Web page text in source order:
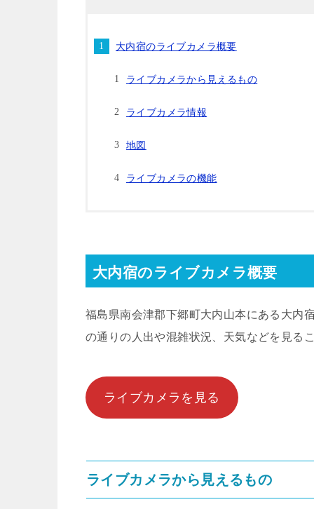
大内宿のライブカメラ概要
ライブカメラから見えるもの
ライブカメラ情報
地図
ライブカメラの機能
大内宿のライブカメラ概要
福島県南会津郡下郷町大内山本にある大内
の通りの人出や混雑状況、天気などを見る
ライブカメラを見る
ライブカメラから見えるもの